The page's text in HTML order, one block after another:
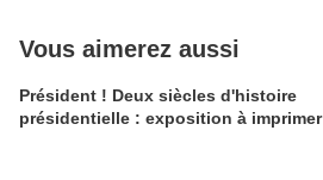
Vous aimerez aussi
Président ! Deux siècles d'histoire
présidentielle : exposition à imprimer